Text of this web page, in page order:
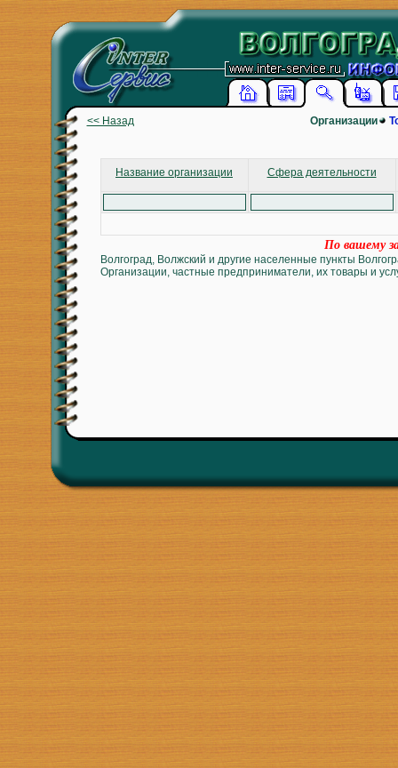
<< Назад Организации
Название организации Сфера деятельности
По вашему
Волгоград, Волжский и другие населенные пункты
Организации, частные предприниматели, их товары и